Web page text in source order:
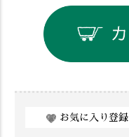
お気に入り登録